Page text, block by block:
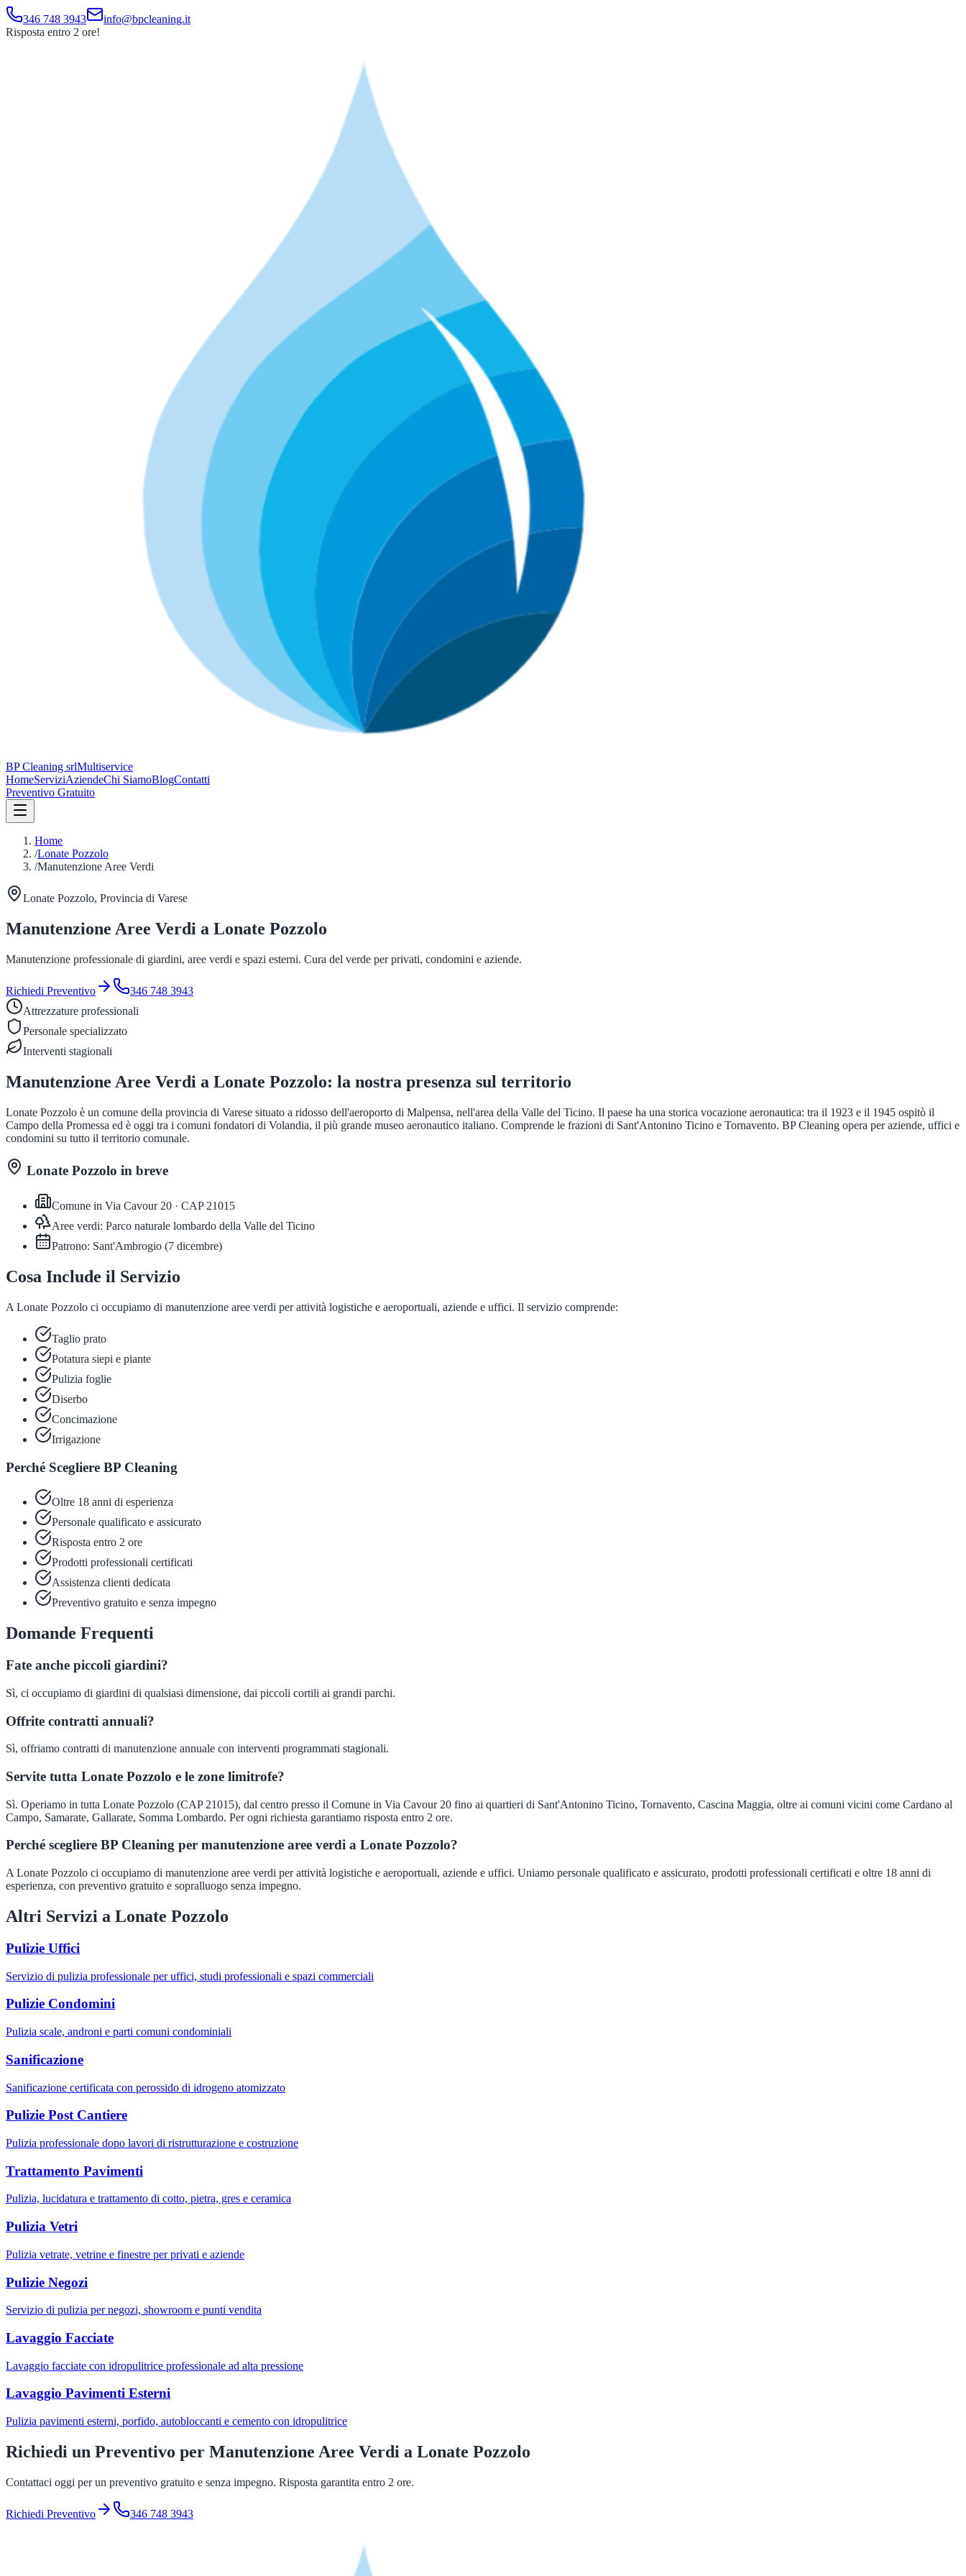
346 748 3943
info@bpcleaning.it
Risposta entro 2 ore!
BP Cleaning srlMultiservice
HomeServiziAziendeChi SiamoBlogContatti
Preventivo Gratuito
Home
/Lonate Pozzolo
/Manutenzione Aree Verdi
Lonate Pozzolo, Provincia di Varese
Manutenzione Aree Verdi a Lonate Pozzolo
Manutenzione professionale di giardini, aree verdi e spazi esterni. Cura del verde per privati, condomini e aziende.
Richiedi Preventivo
346 748 3943
Attrezzature professionali
Personale specializzato
Interventi stagionali
Manutenzione Aree Verdi a Lonate Pozzolo: la nostra presenza sul territorio
Lonate Pozzolo è un comune della provincia di Varese situato a ridosso dell'aeroporto di Malpensa, nell'area della Valle del Ticino. Il paese ha una storica vocazione aeronautica: tra il 1923 e il 1945 ospitò il
Campo della Promessa ed è oggi tra i comuni fondatori di Volandia, il più grande museo aeronautico italiano. Comprende le frazioni di Sant'Antonino Ticino e Tornavento. BP Cleaning opera per aziende, uffici e
condomini su tutto il territorio comunale.
Lonate Pozzolo in breve
Comune in Via Cavour 20 · CAP 21015
Aree verdi: Parco naturale lombardo della Valle del Ticino
Patrono: Sant'Ambrogio (7 dicembre)
Cosa Include il Servizio
A Lonate Pozzolo ci occupiamo di manutenzione aree verdi per attività logistiche e aeroportuali, aziende e uffici. Il servizio comprende:
Taglio prato
Potatura siepi e piante
Pulizia foglie
Diserbo
Concimazione
Irrigazione
Perché Scegliere BP Cleaning
Oltre 18 anni di esperienza
Personale qualificato e assicurato
Risposta entro 2 ore
Prodotti professionali certificati
Assistenza clienti dedicata
Preventivo gratuito e senza impegno
Domande Frequenti
Fate anche piccoli giardini?
Sì, ci occupiamo di giardini di qualsiasi dimensione, dai piccoli cortili ai grandi parchi.
Offrite contratti annuali?
Sì, offriamo contratti di manutenzione annuale con interventi programmati stagionali.
Servite tutta Lonate Pozzolo e le zone limitrofe?
Sì. Operiamo in tutta Lonate Pozzolo (CAP 21015), dal centro presso il Comune in Via Cavour 20 fino ai quartieri di Sant'Antonino Ticino, Tornavento, Cascina Maggia, oltre ai comuni vicini come Cardano al
Campo, Samarate, Gallarate, Somma Lombardo. Per ogni richiesta garantiamo risposta entro 2 ore.
Perché scegliere BP Cleaning per manutenzione aree verdi a Lonate Pozzolo?
A Lonate Pozzolo ci occupiamo di manutenzione aree verdi per attività logistiche e aeroportuali, aziende e uffici. Uniamo personale qualificato e assicurato, prodotti professionali certificati e oltre 18 anni di
esperienza, con preventivo gratuito e sopralluogo senza impegno.
Altri Servizi a Lonate Pozzolo
Pulizie Uffici
Servizio di pulizia professionale per uffici, studi professionali e spazi commerciali
Pulizie Condomini
Pulizia scale, androni e parti comuni condominiali
Sanificazione
Sanificazione certificata con perossido di idrogeno atomizzato
Pulizie Post Cantiere
Pulizia professionale dopo lavori di ristrutturazione e costruzione
Trattamento Pavimenti
Pulizia, lucidatura e trattamento di cotto, pietra, gres e ceramica
Pulizia Vetri
Pulizia vetrate, vetrine e finestre per privati e aziende
Pulizie Negozi
Servizio di pulizia per negozi, showroom e punti vendita
Lavaggio Facciate
Lavaggio facciate con idropulitrice professionale ad alta pressione
Lavaggio Pavimenti Esterni
Pulizia pavimenti esterni, porfido, autobloccanti e cemento con idropulitrice
Richiedi un Preventivo per Manutenzione Aree Verdi a Lonate Pozzolo
Contattaci oggi per un preventivo gratuito e senza impegno. Risposta garantita entro 2 ore.
Richiedi Preventivo 346 748 3943